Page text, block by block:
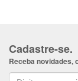
Cadastre-se.
Receba novidades,